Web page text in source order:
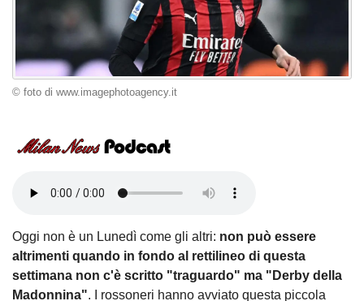
© foto di www.imagephotoagency.it
Oggi non è un Lunedì come gli altri: non può essere
altrimenti quando in fondo al rettilineo di questa
settimana non c'è scritto "traguardo" ma "Derby della
Madonnina". I rossoneri hanno avviato questa piccola